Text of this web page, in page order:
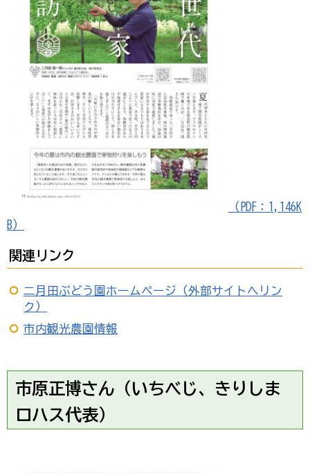
（PDF：1,146K
B）
関連リンク
二月田ぶどう園ホームページ（外部サイトへリン
ク）
市内観光農園情報
市原正博さん（いちべじ、きりしま
ロハス代表）